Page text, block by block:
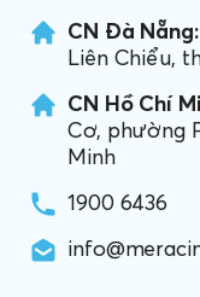
CN Đà Nẵng:
Liên Chiểu,
CN Hồ Chí
Cơ, phường
Minh
1900 6436